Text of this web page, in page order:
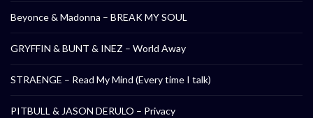
Beyonce & Madonna – BREAK MY SOUL
GRYFFIN & BUNT & INEZ – World Away
STRAENGE – Read My Mind (Every time I talk)
PITBULL & JASON DERULO – Privacy